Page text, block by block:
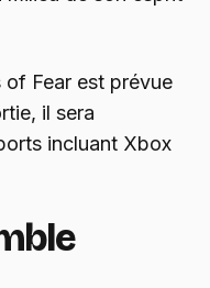
Fear est prévue
il sera
incluant Xbox